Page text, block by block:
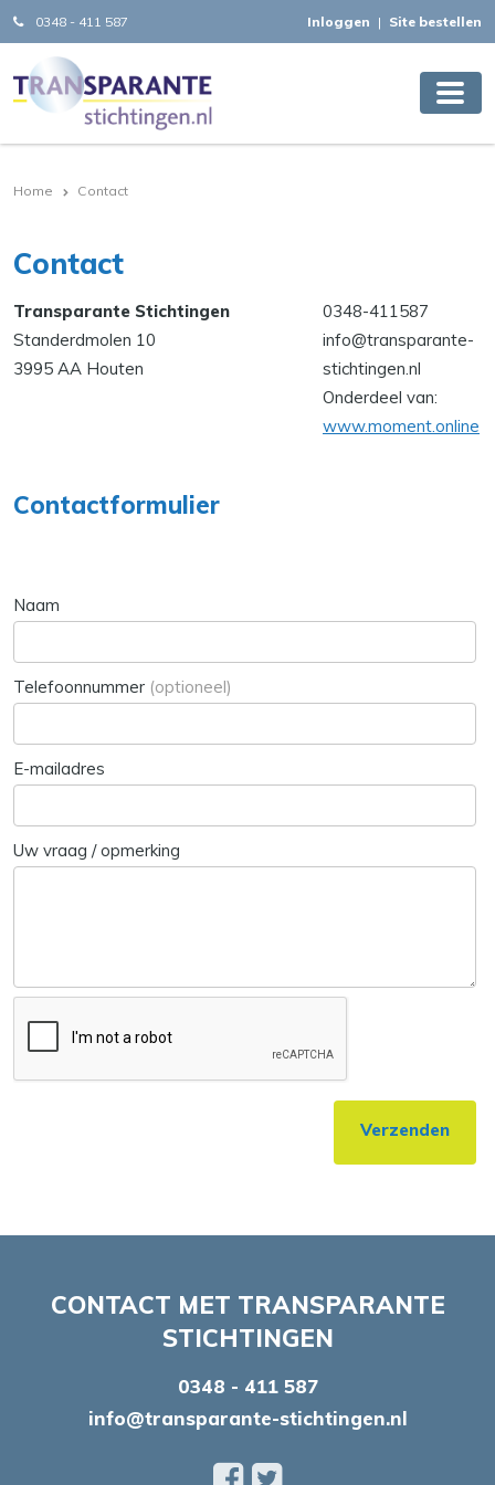
0348 - 411 587 Inloggen | Site bestellen
Home Contact
Contact
Transparante Stichtingen
Standerdmolen 10
3995 AA Houten
0348-411587
info@transparante-
stichtingen.nl
Onderdeel van:
www.moment.online
Contactformulier
Naam
Telefoonnummer (optioneel)
E-mailadres
Uw vraag / opmerking
Verzenden
CONTACT MET TRANSPARANTE
STICHTINGEN
0348 - 411 587
info@transparante-stichtingen.nl